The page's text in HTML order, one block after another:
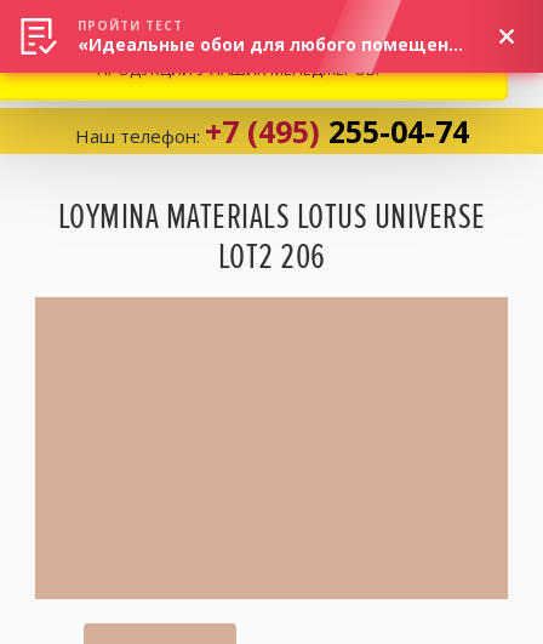
Корзина:0
Избранное:0 товаров
Москва
Наш телефон: +7 (495) 255-04-74
LOYMINA MATERIALS LOTUS UNIVERSE
LOT2 206
ВНИМАНИЕ! В СВЯЗИ С СИТУАЦИЕЙ НА РЫНКЕ, ПРОСИМ
УТОЧНЯТЬ АКТУАЛЬНУЮ СТОИМОСТЬ И НАЛИЧИЕ
ПРОДУКЦИИ У НАШИХ МЕНЕДЖЕРОВ.
ПРОЙТИ ТЕСТ
«Идеальные обои для любого помещения!»